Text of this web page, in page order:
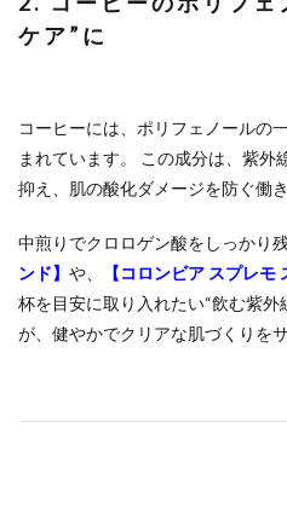
ケア”に
コーヒーには、ポリフェノールの
まれています。 この成分は、紫外
抑え、肌の酸化ダメージを防ぐ働
中煎りでクロロゲン酸をしっかり
ンド】 や、 【コロンビア スプレモ
杯を目安に取り入れたい“飲む紫
が、健やかでクリアな肌づくりを